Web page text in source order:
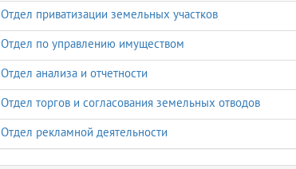
Отдел приватизации земельных участков
Отдел по управлению имуществом
Отдел анализа и отчетности
Отдел торгов и согласования земельных отводов
Отдел рекламной деятельности